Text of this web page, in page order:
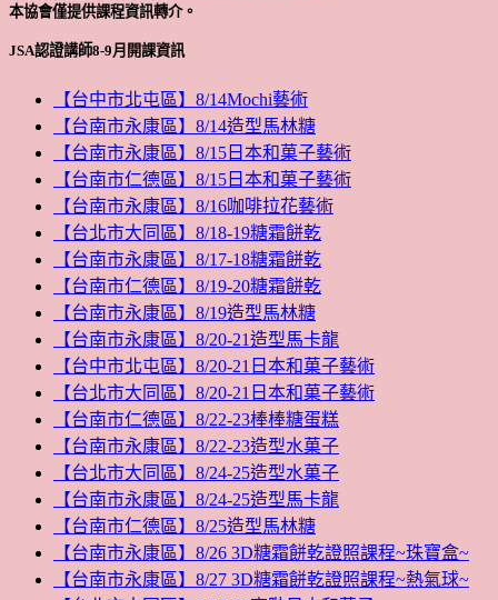
本協會僅提供課程資訊轉介。
JSA認證講師8-9月開課資訊
【台中市北屯區】8/14Mochi藝術
【台南市永康區】8/14造型馬林糖
【台南市永康區】8/15日本和菓子藝術
【台南市仁德區】8/15日本和菓子藝術
【台南市永康區】8/16咖啡拉花藝術
【台北市大同區】8/18-19糖霜餅乾
【台南市永康區】8/17-18糖霜餅乾
【台南市仁德區】8/19-20糖霜餅乾
【台南市永康區】8/19造型馬林糖
【台南市永康區】8/20-21造型馬卡龍
【台中市北屯區】8/20-21日本和菓子藝術
【台北市大同區】8/20-21日本和菓子藝術
【台南市仁德區】8/22-23棒棒糖蛋糕
【台南市永康區】8/22-23造型水菓子
【台北市大同區】8/24-25造型水菓子
【台南市永康區】8/24-25造型馬卡龍
【台南市仁德區】8/25造型馬林糖
【台南市永康區】8/26 3D糖霜餅乾證照課程~珠寶盒~
【台南市永康區】8/27 3D糖霜餅乾證照課程~熱氣球~